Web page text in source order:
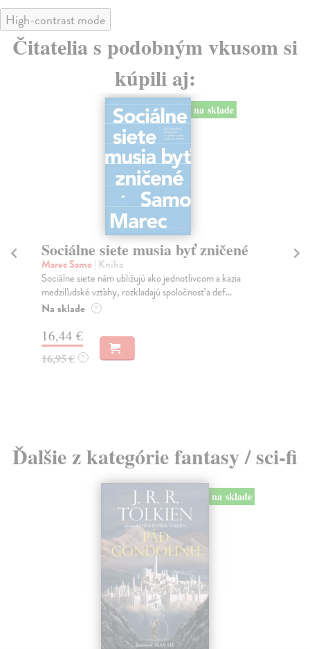
High-contrast mode
Čitatelia s podobným vkusom si
kúpili aj:
na sklade
Sociálne siete musia byť zničené
Marec Samo| Kniha
Sociálne siete nám ubližujú ako jednotlivcom a kazia
medziľudské vzťahy, rozkladajú spoločnosť a def...
Na sklade ?
16,44 €
16,95 € ?
Ďalšie z kategórie fantasy / sci-fi
na sklade